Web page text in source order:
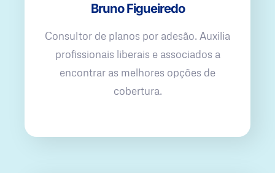
Bruno Figueiredo
Consultor de planos por adesão. Auxilia
profissionais liberais e associados a
encontrar as melhores opções de
cobertura.